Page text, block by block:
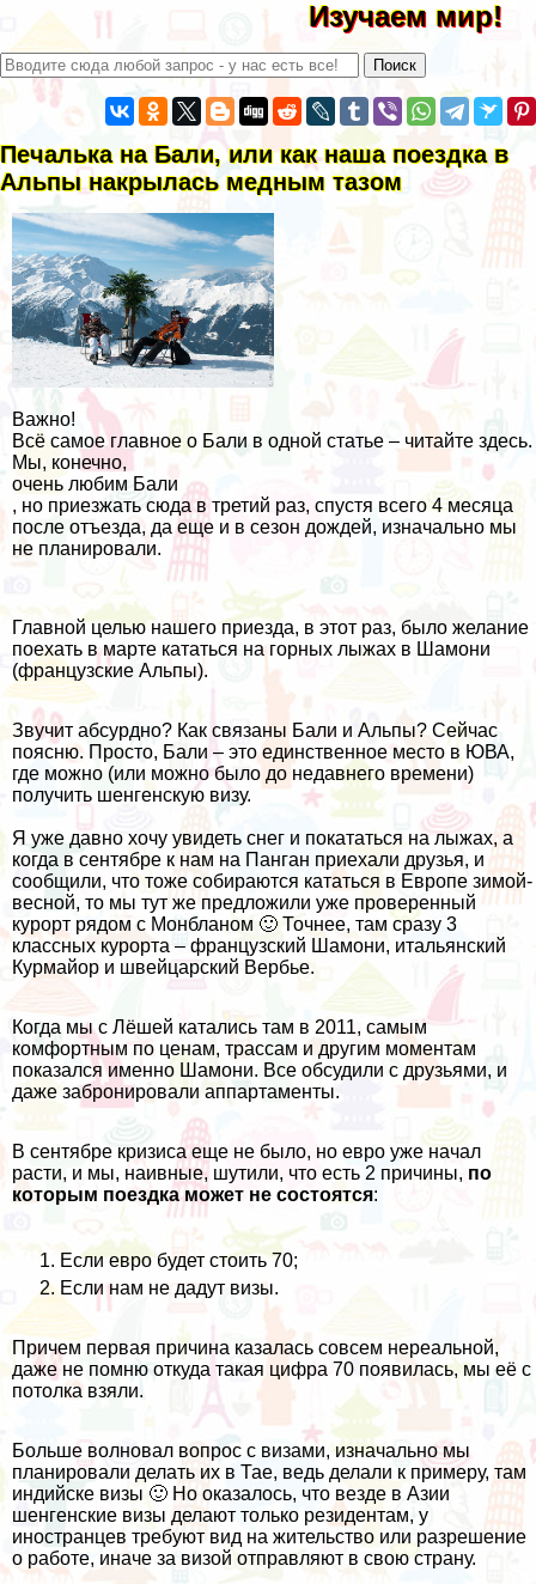
Изучаем мир!
Печалька на Бали, или как наша поездка в
Альпы накрылась медным тазом
Важно!
Всё самое главное о Бали в одной статье – читайте здесь.
Мы, конечно,
очень любим Бали
, но приезжать сюда в третий раз, спустя всего 4 месяца
после отъезда, да еще и в сезон дождей, изначально мы
не планировали.
Главной целью нашего приезда, в этот раз, было желание
поехать в марте кататься на горных лыжах в Шамони
(французские Альпы).
Звучит абсурдно? Как связаны Бали и Альпы? Сейчас
поясню. Просто, Бали – это единственное место в ЮВА,
где можно (или можно было до недавнего времени)
получить шенгенскую визу.
Я уже давно хочу увидеть снег и покататься на лыжах, а
когда в сентябре к нам на Панган приехали друзья, и
сообщили, что тоже собираются кататься в Европе зимой-
весной, то мы тут же предложили уже проверенный
курорт рядом с Монбланом 🙂 Точнее, там сразу 3
классных курорта – французский Шамони, итальянский
Курмайор и швейцарский Вербье.
Когда мы с Лёшей катались там в 2011, самым
комфортным по ценам, трассам и другим моментам
показался именно Шамони. Все обсудили с друзьями, и
даже забронировали аппартаменты.
В сентябре кризиса еще не было, но евро уже начал
расти, и мы, наивные, шутили, что есть 2 причины, по
которым поездка может не состоятся:
Если евро будет стоить 70;
Если нам не дадут визы.
Причем первая причина казалась совсем нереальной,
даже не помню откуда такая цифра 70 появилась, мы её с
потолка взяли.
Больше волновал вопрос с визами, изначально мы
планировали делать их в Тае, ведь делали к примеру, там
индийске визы 🙂 Но оказалось, что везде в Азии
шенгенские визы делают только резидентам, у
иностранцев требуют вид на жительство или разрешение
о работе, иначе за визой отправляют в свою страну.